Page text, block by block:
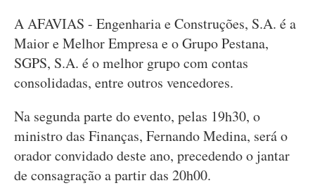
A AFAVIAS - Engenharia e Construções, S.A. é a
Maior e Melhor Empresa e o Grupo Pestana,
SGPS, S.A. é o melhor grupo com contas
consolidadas, entre outros vencedores.
Na segunda parte do evento, pelas 19h30, o
ministro das Finanças, Fernando Medina, será o
orador convidado deste ano, precedendo o jantar
de consagração a partir das 20h00.